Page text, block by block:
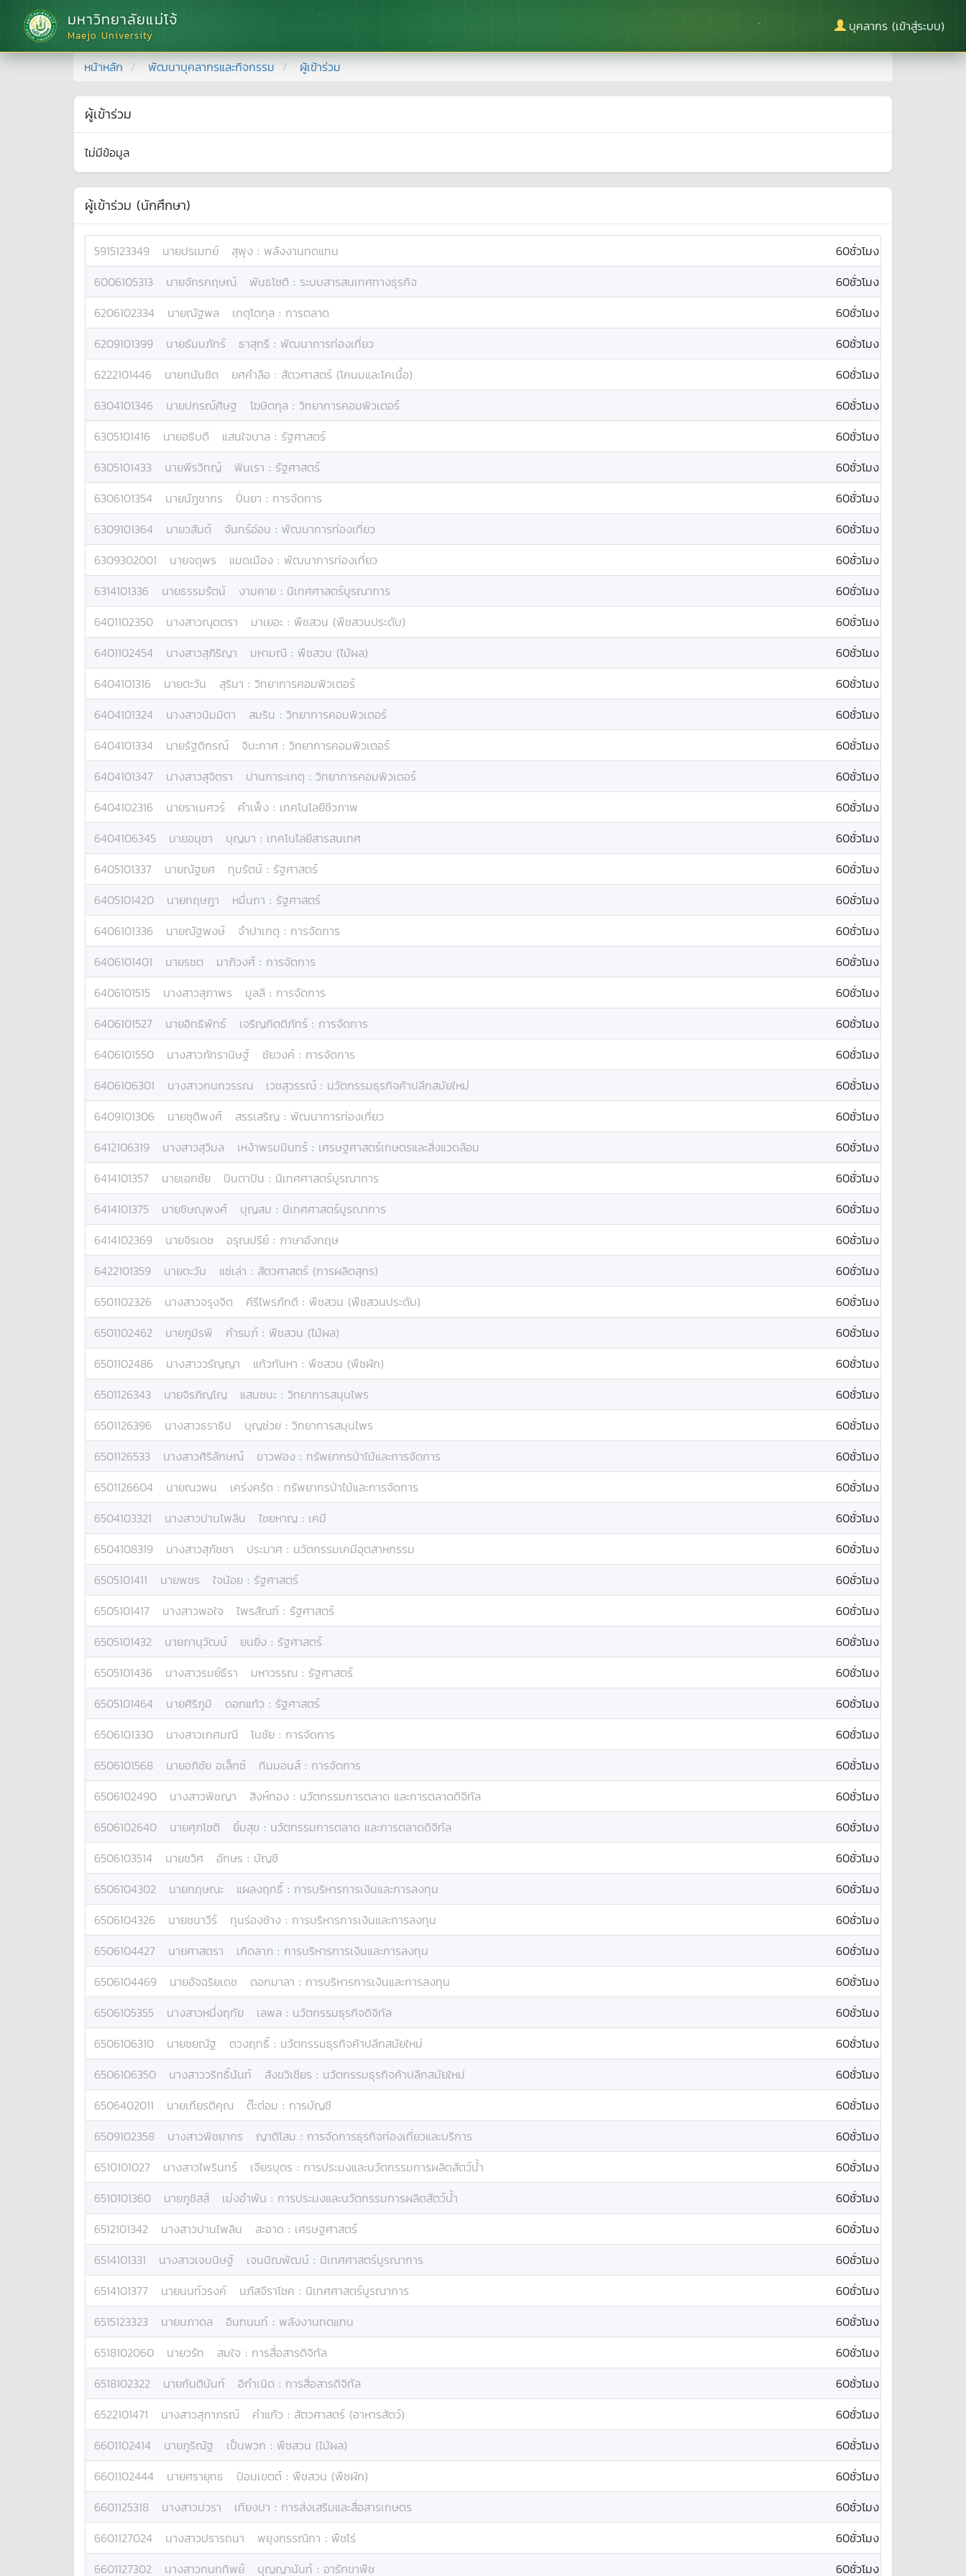
มหาวิทยาลัยแม่โจ้
Maejo University
บุคลากร (เข้าสู่ระบบ)
หน้าหลัก พัฒนาบุคลากรและกิจกรรม ผู้เข้าร่วม
ผู้เข้าร่วม
ไม่มีข้อมูล
ผู้เข้าร่วม (นักศึกษา)
5915123349 นายปรเมทย์ สุพุง : พลังงานทดแทน
60ชั่วโมง
6006105313
นายจักรกฤษณ์ พันธโชติ : ระบบสารสนเทศทางธุรกิจ
60ชั่วโมง
6206102334
นายณัฐพล เกตุโตกุล : การตลาด
60ชั่วโมง
6209101399
นายธัมมภัทร์ ธาสุกรี : พัฒนาการท่องเที่ยว
60ชั่วโมง
6222101446
นายทนันชิต ยศคำลือ : สัตวศาสตร์ (โคนมและโคเนื้อ)
60ชั่วโมง
6304101346
นายปกรณ์ศิษฐ โฆษิตกุล : วิทยาการคอมพิวเตอร์
60ชั่วโมง
6305101416
นายอธิบดี แสนใจบาล : รัฐศาสตร์
60ชั่วโมง
6305101433
นายพีรวิทญ์ พินเรา : รัฐศาสตร์
60ชั่วโมง
6306101354
นายนัฎชากร ปิ่นยา : การจัดการ
60ชั่วโมง
6309101364
นายวสันต์ จันทร์อ่อน : พัฒนาการท่องเที่ยว
60ชั่วโมง
6309302001
นายจตุพร แมดเมือง : พัฒนาการท่องเที่ยว
60ชั่วโมง
6314101336
นายธรรมรัตน์ งามคาย : นิเทศศาสตร์บูรณาการ
60ชั่วโมง
6401102350
นางสาวณุตตรา มาเยอะ : พืชสวน (พืชสวนประดับ)
60ชั่วโมง
6401102454
นางสาวสุภิริญา มหามณี : พืชสวน (ไม้ผล)
60ชั่วโมง
6404101316
นายตะวัน สุรินา : วิทยาการคอมพิวเตอร์
60ชั่วโมง
6404101324
นางสาวนิมมิตา สมริน : วิทยาการคอมพิวเตอร์
60ชั่วโมง
6404101334
นายรัฐติกรณ์ จินะกาศ : วิทยาการคอมพิวเตอร์
60ชั่วโมง
6404101347
นางสาวสุจิตรา ปานการะเกตุ : วิทยาการคอมพิวเตอร์
60ชั่วโมง
6404102316
นายราเมศวร์ คำเพ็ง : เทคโนโลยีชีวภาพ
60ชั่วโมง
6404106345
นายอนุชา บุญมา : เทคโนโลยีสารสนเทศ
60ชั่วโมง
6405101337
นายณัฐยศ ทุมรัตน์ : รัฐศาสตร์
60ชั่วโมง
6405101420
นายกฤษฎา หมื่นถา : รัฐศาสตร์
60ชั่วโมง
6406101336
นายณัฐพงษ์ จำปาเกตุ : การจัดการ
60ชั่วโมง
6406101401
นายรชต มาภิวงศ์ : การจัดการ
60ชั่วโมง
6406101515
นางสาวสุภาพร มูลลี : การจัดการ
60ชั่วโมง
6406101527
นายอิทธิพัทธ์ เจริญกิตติภัทร์ : การจัดการ
60ชั่วโมง
6406101550
นางสาวภัทรานิษฐ์ ชัยวงค์ : การจัดการ
60ชั่วโมง
6406106301
นางสาวกนกวรรณ เวชสุวรรณ์ : นวัตกรรมธุรกิจค้าปลีกสมัยใหม่
60ชั่วโมง
6409101306
นายชุติพงศ์ สรรเสริญ : พัฒนาการท่องเที่ยว
60ชั่วโมง
6412106319
นางสาวสุวิมล เหง้าพรมมินทร์ : เศรษฐศาสตร์เกษตรและสิ่งแวดล้อม
60ชั่วโมง
6414101357
นายเอกชัย ปินตาปิน : นิเทศศาสตร์บูรณาการ
60ชั่วโมง
6414101375
นายชิษณุพงศ์ บุญสม : นิเทศศาสตร์บูรณาการ
60ชั่วโมง
6414102369
นายจิรเดช อรุณปรีย์ : ภาษาอังกฤษ
60ชั่วโมง
6422101359
นายตะวัน แซ่เล่า : สัตวศาสตร์ (การผลิตสุกร)
60ชั่วโมง
6501102326
นางสาวจรุงจิต คีรีไพรภักดี : พืชสวน (พืชสวนประดับ)
60ชั่วโมง
6501102462
นายภูมิรพี คำรมภ์ : พืชสวน (ไม้ผล)
60ชั่วโมง
6501102486
นางสาววรัญญา แก้วกันหา : พืชสวน (พืชผัก)
60ชั่วโมง
6501126343
นายจิรภิญโญ แสนชนะ : วิทยาการสมุนไพร
60ชั่วโมง
6501126396
นางสาวธราธิป บุญช่วย : วิทยาการสมุนไพร
60ชั่วโมง
6501126533
นางสาวศิริลักษณ์ ขาวฟอง : ทรัพยากรป่าไม้และการจัดการ
60ชั่วโมง
6501126604
นายณวพน เคร่งครัด : ทรัพยากรป่าไม้และการจัดการ
60ชั่วโมง
6504103321
นางสาวปานไพลิน ไชยหาญ : เคมี
60ชั่วโมง
6504108319
นางสาวสุภัชชา ประมาศ : นวัตกรรมเคมีอุตสาหกรรม
60ชั่วโมง
6505101411
นายพชร ใจน้อย : รัฐศาสตร์
60ชั่วโมง
6505101417
นางสาวพอใจ ไพรสัณฑ์ : รัฐศาสตร์
60ชั่วโมง
6505101432
นายภานุวัฒน์ ยนยิ่ง : รัฐศาสตร์
60ชั่วโมง
6505101436
นางสาวรมย์ธีรา มหาวรรณ : รัฐศาสตร์
60ชั่วโมง
6505101464
นายศิริภูมิ ดอกแก้ว : รัฐศาสตร์
60ชั่วโมง
6506101330
นางสาวเกศมณี โนชัย : การจัดการ
60ชั่วโมง
6506101568
นายอภิชัย อเล็กซ์ ทิมมอนส์ : การจัดการ
60ชั่วโมง
6506102490
นางสาวพิชญา สิงห์ทอง : นวัตกรรมการตลาด และการตลาดดิจิทัล
60ชั่วโมง
6506102640
นายศุภโชติ ยิ้มสุข : นวัตกรรมการตลาด และการตลาดดิจิทัล
60ชั่วโมง
6506103514
นายชวิศ อักษร : บัญชี
60ชั่วโมง
6506104302
นายกฤษณะ แผลงฤทธิ์ : การบริหารการเงินและการลงทุน
60ชั่วโมง
6506104326
นายชนาวีร์ ทุนร่องช้าง : การบริหารการเงินและการลงทุน
60ชั่วโมง
6506104427
นายศาสตรา เกิดลาภ : การบริหารการเงินและการลงทุน
60ชั่วโมง
6506104469
นายอัจฉริยเดช ดอกมาลา : การบริหารการเงินและการลงทุน
60ชั่วโมง
6506105355
นางสาวหนึ่งฤทัย เลพล : นวัตกรรมธุรกิจดิจิทัล
60ชั่วโมง
6506106310
นายชยณัฐ ดวงฤทธิ์ : นวัตกรรมธุรกิจค้าปลีกสมัยใหม่
60ชั่วโมง
6506106350
นางสาววริทธิ์นันท์ สังขวิเชียร : นวัตกรรมธุรกิจค้าปลีกสมัยใหม่
60ชั่วโมง
6506402011
นายเกียรติคุณ ต๊ะต่อม : การบัญชี
60ชั่วโมง
6509102358
นางสาวพิชยากร ญาติโสม : การจัดการธุรกิจท่องเที่ยวและบริการ
60ชั่วโมง
6510101027
นางสาวไพรินทร์ เจียรบุตร : การประมงและนวัตกรรมการผลิตสัตว์น้ำ
60ชั่วโมง
6510101360
นายภูชิสส์ เม่งอำพัน : การประมงและนวัตกรรมการผลิตสัตว์น้ำ
60ชั่วโมง
6512101342
นางสาวปานไพลิน สะอาด : เศรษฐศาสตร์
60ชั่วโมง
6514101331
นางสาวเจนนิษฐ์ เจนนิฌพัฒน์ : นิเทศศาสตร์บูรณาการ
60ชั่วโมง
6514101377
นายนนท์วรงค์ นภัสจีราโชค : นิเทศศาสตร์บูรณาการ
60ชั่วโมง
6515123323
นายนภาดล อินทนนท์ : พลังงานทดแทน
60ชั่วโมง
6518102060
นายวรัท สมใจ : การสื่อสารดิจิทัล
60ชั่วโมง
6518102322
นายกันตินันท์ อิกำเนิด : การสื่อสารดิจิทัล
60ชั่วโมง
6522101471
นางสาวสุภาภรณ์ คำแก้ว : สัตวศาสตร์ (อาหารสัตว์)
60ชั่วโมง
6601102414
นายภูริณัฐ เป็นพวก : พืชสวน (ไม้ผล)
60ชั่วโมง
6601102444
นายศรายุทธ ป้อมเขตต์ : พืชสวน (พืชผัก)
60ชั่วโมง
6601125318
นางสาวปวรา เทียงปา : การส่งเสริมและสื่อสารเกษตร
60ชั่วโมง
6601127024
นางสาวปรารถนา พยุงกรรณิกา : พืชไร่
60ชั่วโมง
6601127302
นางสาวกนกทิพย์ บุญญานันท์ : อารักขาพืช 60ชั่วโมง